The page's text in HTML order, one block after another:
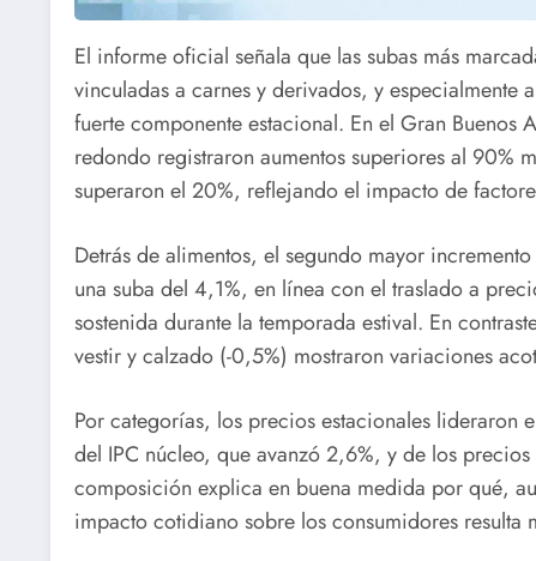
El informe oficial señala que las subas más
vinculadas a carnes y derivados, y
fuerte componente estacional. En el Gran
redondo registraron aumentos superiores al 90%
superaron el 20%, reflejando el impacto de
Detrás de alimentos, el segundo mayor
una suba del 4,1%, en línea con el traslado a
sostenida durante la temporada estival. En
vestir y calzado (-0,5%) mostraron variaciones
Por categorías, los precios estacionales lideraron
del IPC núcleo, que avanzó 2,6%, y de los
composición explica en buena medida por qué,
impacto cotidiano sobre los consumidores resulta